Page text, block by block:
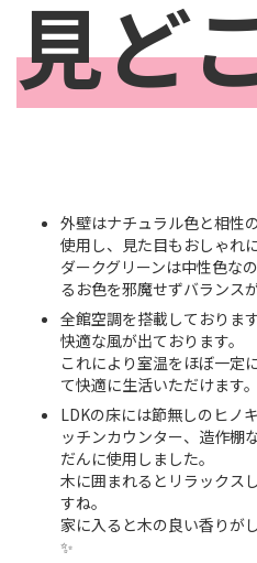
見ど
外壁はナチュラル色と相性
使用し、見た目もおしゃれ
ダークグリーンは中性色な
るお色を邪魔せずバランス
全館空調を搭載しておりま
快適な風が出ております。
これにより室温をほぼ一定
て快適に生活いただけます。
LDKの床には節無しのヒノ
ッチンカウンター、造作棚
だんに使用しました。
木に囲まれるとリラックス
すね。
家に入ると木の良い香りが
✨